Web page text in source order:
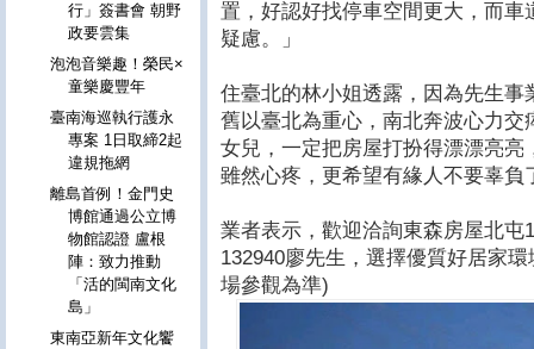
置，好認好找停車空間更大，而
疑慮。」
住臺北的林小姐透露，因為先生
舊以臺北為重心，南北奔波心力
女兒，一定把房屋打扮得漂漂亮
雖然心疼，更希望有緣人不要辜負
業者表示，歡迎洽詢東森房屋北屯
132940廖先生，選擇優質好居家
場參觀為準)
行」簽書會 朝野
政要雲集
泡泡音樂趣！榮民×
童樂慶豐年
臺南海巡執行護永
專案 1日取締2起
違規拖網
離島首例！金門史
博館通過公立博
物館認證 盧根
陣：致力推動
「活的閩南文化
島」
東南亞新年文化饗